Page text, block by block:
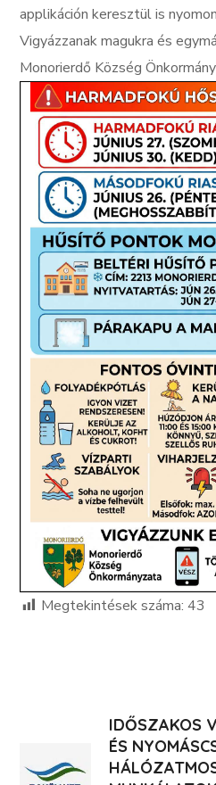
applikáción keresztül is
Vigyázzanak magukra és
Monorierdő Község
Megtekintések száma: 43
IDŐSZAKOS
ÉS